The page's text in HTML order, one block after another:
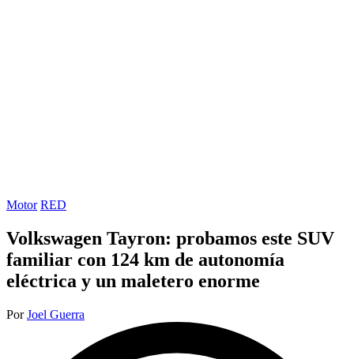
Publicada
Motor RED
Volkswagen Tayron: probamos este SUV
familiar con 124 km de autonomía
eléctrica y un maletero enorme
Publicado
PorJoel Guerra